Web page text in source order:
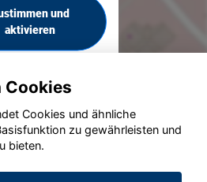
und
aktivieren
GmbH 2020 - 2026
Cookies
Cookies und ähnliche
zu gewährleisten und
bieten.